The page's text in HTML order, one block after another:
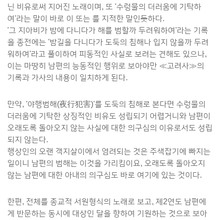
닌 비유로써 지어진 노래이며, 또 '수렁물의 더러움에 기탁하
여'라는 말이 바로 이 또는 를 지적한 말인듯하다.
'그 지아비가 밤에 다니다가 해를 범할까 두려워하여'라는 기록
을 종전에는 '밤길을 다니다가 도둑의 침해나 입지 않을까 두려
워하여'라고 풀이하여 피동적인 사실로 보려는 견해도 있으나,
이는 마땅히 남편의 능동적인 행위로 보아야만 ≪고려사≫의
기록과 가사의 내용이 일치하게 된다.
만약, '야행범해(夜行犯害)'를 도둑의 침해로 본다면 수렁물의
더러움에 기탁한 상징적인 비유도 성립되기 어렵거니와 남편이
오래도록 돌아오지 않는 사실에 대한 의구심의 이유로서도 성립
되지 않는다.
행상인의 오랜 객지살이에서 염려되는 것은 주색잡기에 빠지는
일이니 남편의 범해는 이것을 가리킴이요, 오래도록 돌아오지
않는 남편에 대한 아내의 의구심도 바로 여기에 있는 것이다.
한편, 전체를 종교적 서원형식의 노래로 보고, 제2연도 남편에
게 반문하는 동시에 대상인 달을 향하여 기원하는 것으로 보아